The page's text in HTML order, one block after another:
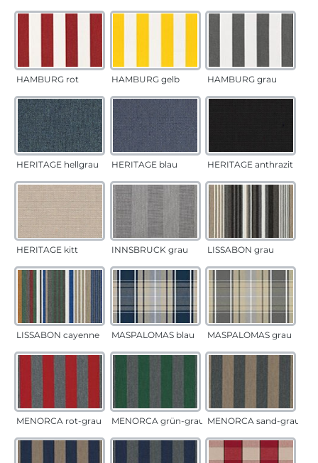
HAMBURG rot HAMBURG gelb HAMBURG grau
HERITAGE hellgrau HERITAGE blau HERITAGE anthrazit
HERITAGE kitt INNSBRUCK grau LISSABON grau
LISSABON cayenne MASPALOMAS blau MASPALOMAS grau
MENORCA rot-grau MENORCA grün-grau MENORCA sand-grau